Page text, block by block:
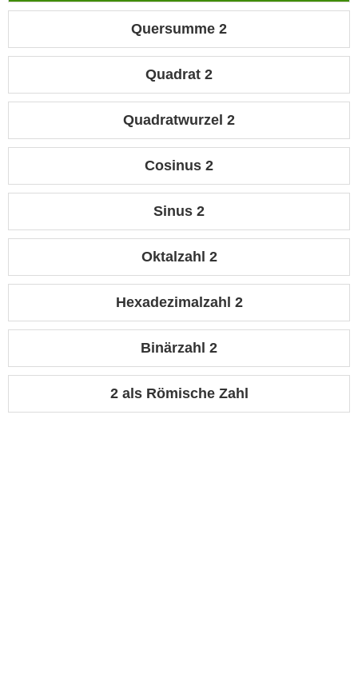
Quersumme 2
Quadrat 2
Quadratwurzel 2
Cosinus 2
Sinus 2
Oktalzahl 2
Hexadezimalzahl 2
Binärzahl 2
2 als Römische Zahl